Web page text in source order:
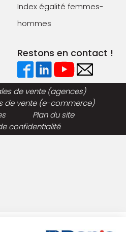
Index égalité femmes-
hommes
Restons en contact !
de vente (agences)
de vente (e-commerce)
Plan du site
confidentialité